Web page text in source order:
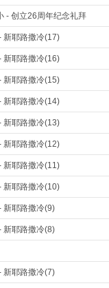
- 创立26周年纪念礼拜
新耶路撒冷(17)
新耶路撒冷(16)
新耶路撒冷(15)
新耶路撒冷(14)
新耶路撒冷(13)
新耶路撒冷(12)
新耶路撒冷(11)
新耶路撒冷(10)
新耶路撒冷(9)
新耶路撒冷(8)
新耶路撒冷(7)